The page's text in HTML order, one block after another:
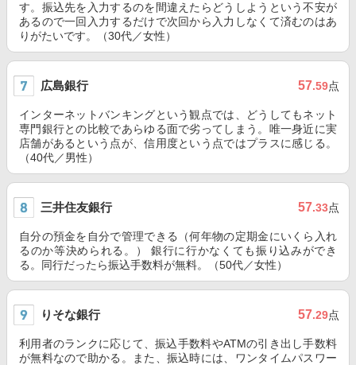
す。振込先を入力するのを間違えたらどうしようという不安が
あるので一回入力するだけで次回から入力しなくて済むのはあ
りがたいです。（30代／女性）
広島銀行 57.59点
インターネットバンキングという観点では、どうしてもネット
専門銀行との比較であらゆる面で劣ってしまう。唯一身近に実
店舗があるという点が、信用度という点ではプラスに感じる。
（40代／男性）
三井住友銀行 57.33点
自分の預金を自分で管理できる（何年物の定期金にいくら入れ
るのか等決められる。） 銀行に行かなくても振り込みができ
る。同行だったら振込手数料が無料。（50代／女性）
りそな銀行 57.29点
利用者のランクに応じて、振込手数料やATMの引き出し手数料
が無料なので助かる。また、振込時には、ワンタイムパスワー